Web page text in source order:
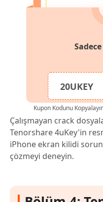
20UKEY
Kupon Kodunu
Çalışmayan crack
Tenorshare 4uKey'in
iPhone ekran kilidi
çözmeyi deneyin.